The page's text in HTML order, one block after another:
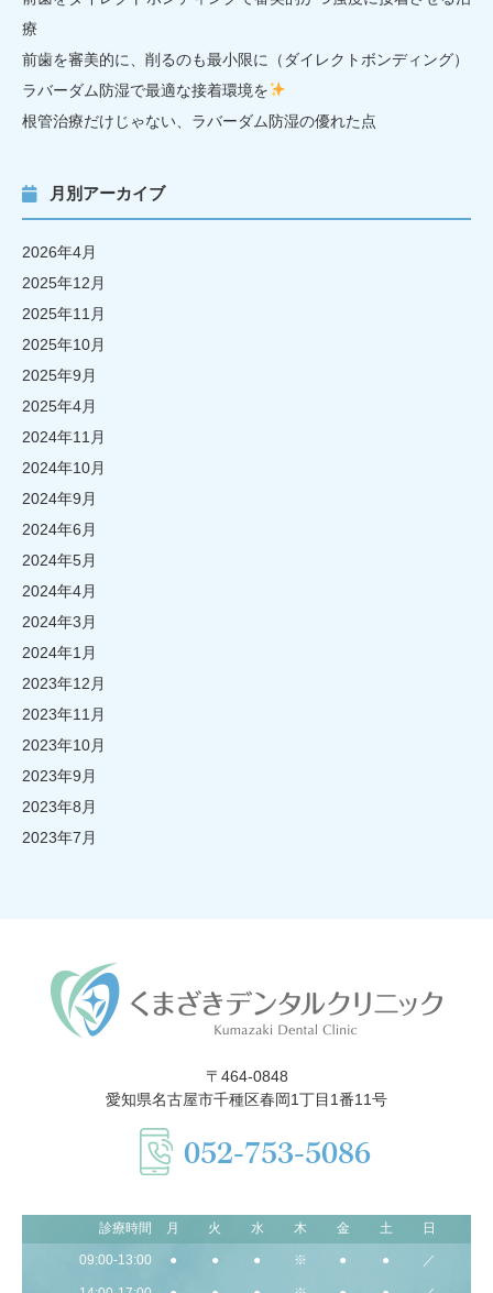
療
前歯を審美的に、削るのも最小限に（ダイレクトボンディング）
ラバーダム防湿で最適な接着環境を
根管治療だけじゃない、ラバーダム防湿の優れた点
月別アーカイブ
2026年4月
2025年12月
2025年11月
2025年10月
2025年9月
2025年4月
2024年11月
2024年10月
2024年9月
2024年6月
2024年5月
2024年4月
2024年3月
2024年1月
2023年12月
2023年11月
2023年10月
2023年9月
2023年8月
2023年7月
〒464-0848
愛知県名古屋市千種区春岡1丁目1番11号
052-753-5086
診療時間 月 火 水 木 金 土 日
09:00-13:00 ● ● ● ※ ● ● ／